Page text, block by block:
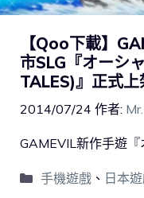
【Qoo下載】
市SLG『オーシ
TALES)』正式上
2014/07/24 作者:
GAMEVIL新作手遊
手機遊戲、 日本